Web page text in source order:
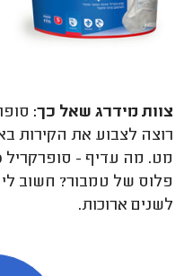
צוות מידרג שאל כך:
רוצה לצבוע את הקירות
פלוס של טמבור? חשוב
לשנים ארוכות.